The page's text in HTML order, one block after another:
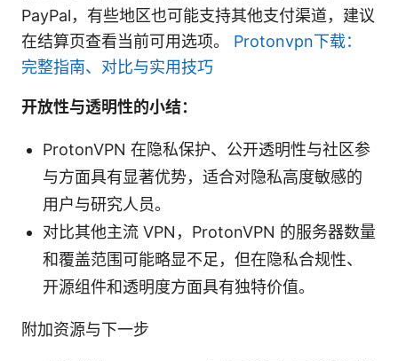
PayPal，有些地区也可能支持其他支付渠道，建议
在结算页查看当前可用选项。 Protonvpn下载：
完整指南、对比与实用技巧
开放性与透明性的小结：
ProtonVPN 在隐私保护、公开透明性与社区参
与方面具有显著优势，适合对隐私高度敏感的
用户与研究人员。
对比其他主流 VPN，ProtonVPN 的服务器数量
和覆盖范围可能略显不足，但在隐私合规性、
开源组件和透明度方面具有独特价值。
附加资源与下一步